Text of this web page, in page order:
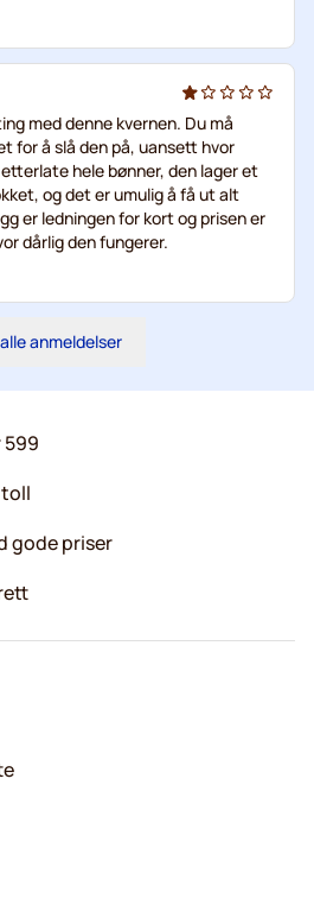
med denne kvernen. Du må
for å slå den på, uansett hvor
hele bønner, den lager et
og det er umulig å få ut alt
er ledningen for kort og prisen er
dårlig den fungerer.
anmeldelser
599
toll
gode priser